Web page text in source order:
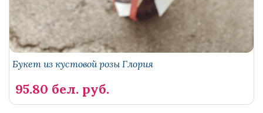
Букет из кустовой розы Глория
95.80 бел. руб.